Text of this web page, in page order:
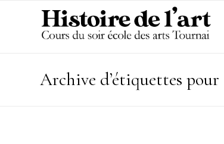
Archive d’étiquettes